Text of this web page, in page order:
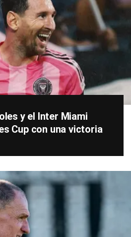
y el Inter Miami
Cup con una victoria